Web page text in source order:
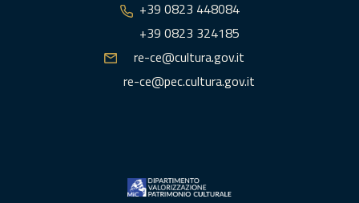
+39 0823 448084
+39 0823 324185
re-ce@cultura.gov.it
re-ce@pec.cultura.gov.it